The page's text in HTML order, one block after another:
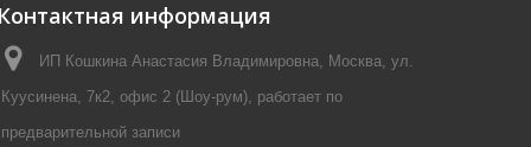
информация
ИП Кошкина Анастасия Владимировна, Москва, ул.
Куусинена, 7к2, офис 2 (Шоу-рум), работает по
предварительной записи